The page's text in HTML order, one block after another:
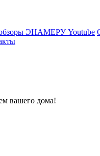
ЭНАМЕРУ Youtube
вашего дома!